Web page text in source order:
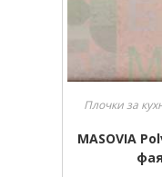
Плочки за
MASOVIA